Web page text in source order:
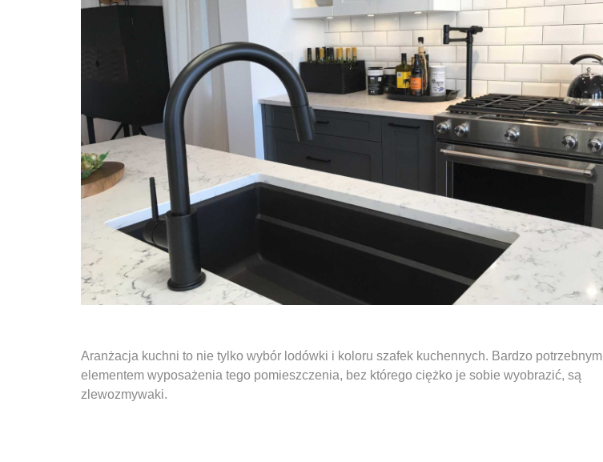
Aranżacja kuchni to nie tylko wybór lodówki i koloru szafek kuchennych. Bardzo potrzebnym
elementem wyposażenia tego pomieszczenia, bez którego ciężko je sobie wyobrazić, są
zlewozmywaki.